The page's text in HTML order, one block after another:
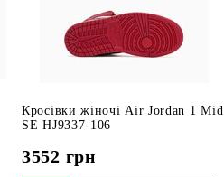
Кросівки жіночі Air Jordan 1 Mid
SE HJ9337-106
3552 грн